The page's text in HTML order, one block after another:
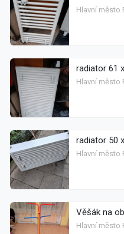
Hlavní město
radiator 61
Hlavní město
radiator 50
Hlavní město
Věšák na
Hlavní město